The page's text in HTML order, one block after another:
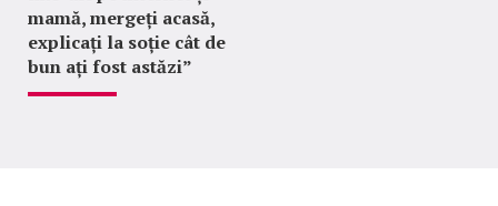
mamă, mergeți acasă,
explicați la soție cât de
bun ați fost astăzi”